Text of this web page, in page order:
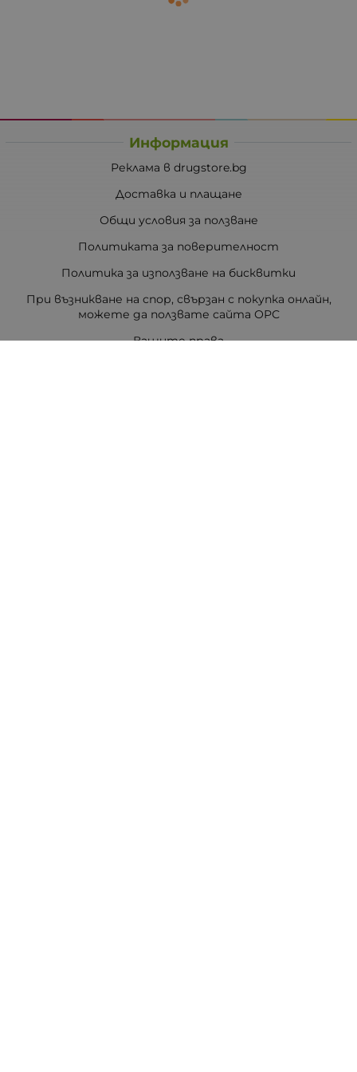
Информация
Реклама в drugstore.bg
Доставка и плащане
Общи условия за ползване
Политиката за поверителност
Политика за използване на бисквитки
При възникване на спор, свързан с покупка онлайн,
можете да ползвате сайта ОРС
Вашите права